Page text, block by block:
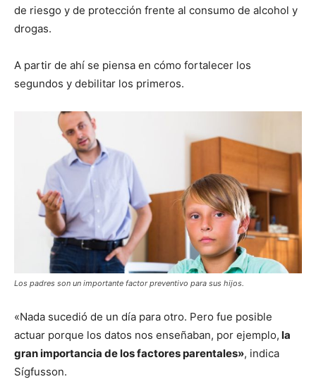
de riesgo y de protección frente al consumo de alcohol y
drogas.
A partir de ahí se piensa en cómo fortalecer los
segundos y debilitar los primeros.
Los padres son un importante factor preventivo para sus hijos.
«Nada sucedió de un día para otro. Pero fue posible
actuar porque los datos nos enseñaban, por ejemplo, la
gran importancia de los factores parentales», indica
Sígfusson.